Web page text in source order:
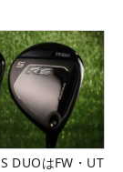
DUOはFW・UT